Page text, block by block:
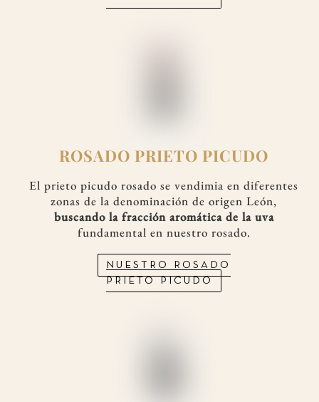
ROSADO PRIETO PICUDO
El prieto picudo rosado se vendimia en diferentes
zonas de la denominación de origen León,
buscando la fracción aromática de la uva
fundamental en nuestro rosado.
NUESTRO ROSADO
PRIETO PICUDO